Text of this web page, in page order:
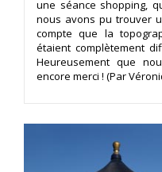
une séance shopping,
nous avons pu trouver
compte que la
étaient complètement
Heureusement que
encore merci ! (Par